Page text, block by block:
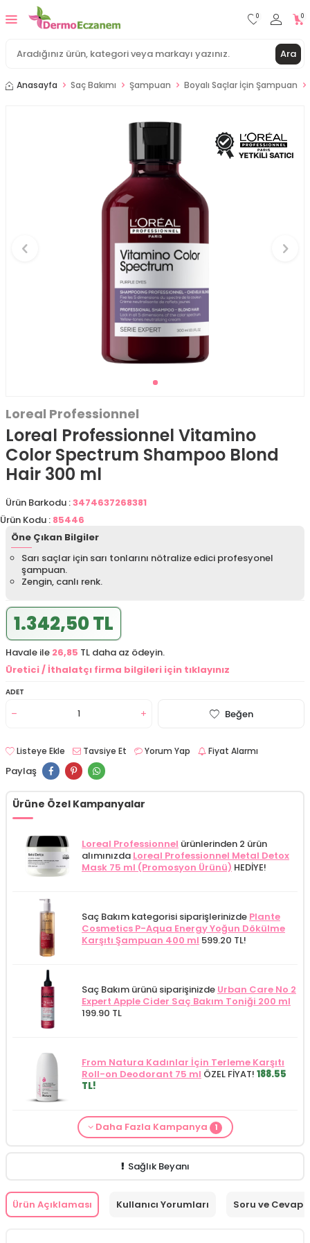
Ara
0 0
Anasayfa Saç Bakımı Şampuan Boyalı Saçlar İçin Şampuan
Loreal Professionnel
Loreal Professionnel Vitamino
Color Spectrum Shampoo Blond
Hair 300 ml
Ürün Barkodu :3474637268381
Ürün Kodu : 85446
Öne Çıkan Bilgiler
Sarı saçlar için sarı tonlarını nötralize edici profesyonel
şampuan.
Zengin, canlı renk.
1.342,50 TL
Havale ile 26,85 TL daha az ödeyin.
Üretici / İthalatçı firma bilgileri için tıklayınız
ADET
Beğen
Listeye Ekle Tavsiye Et Yorum Yap Fiyat Alarmı
Paylaş
Ürüne Özel Kampanyalar
Loreal Professionnel ürünlerinden 2 ürün
alımınızda Loreal Professionnel Metal Detox
Mask 75 ml (Promosyon Ürünü) HEDİYE!
Saç Bakım kategorisi siparişlerinizde Plante
Cosmetics P-Aqua Energy Yoğun Dökülme
Karşıtı Şampuan 400 ml 599.20 TL!
Saç Bakım ürünü siparişinizde Urban Care No 2
Expert Apple Cider Saç Bakım Toniği 200 ml
199.90 TL
From Natura Kadınlar İçin Terleme Karşıtı
Roll-on Deodorant 75 ml ÖZEL FİYAT! 188.55
TL!
Saç Bakım Kategorisine Özel Fiyat
Daha Fazla Kampanya 1
Sağlık Beyanı
Ürün Açıklaması Kullanıcı Yorumları Soru ve Cevap